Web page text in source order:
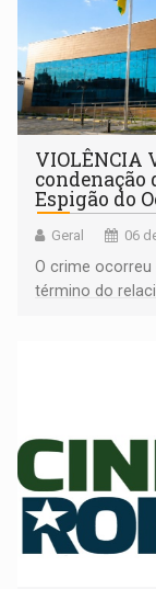
VIOLÊNCIA
condenação
Espigão do
Geral 06
O crime
término do